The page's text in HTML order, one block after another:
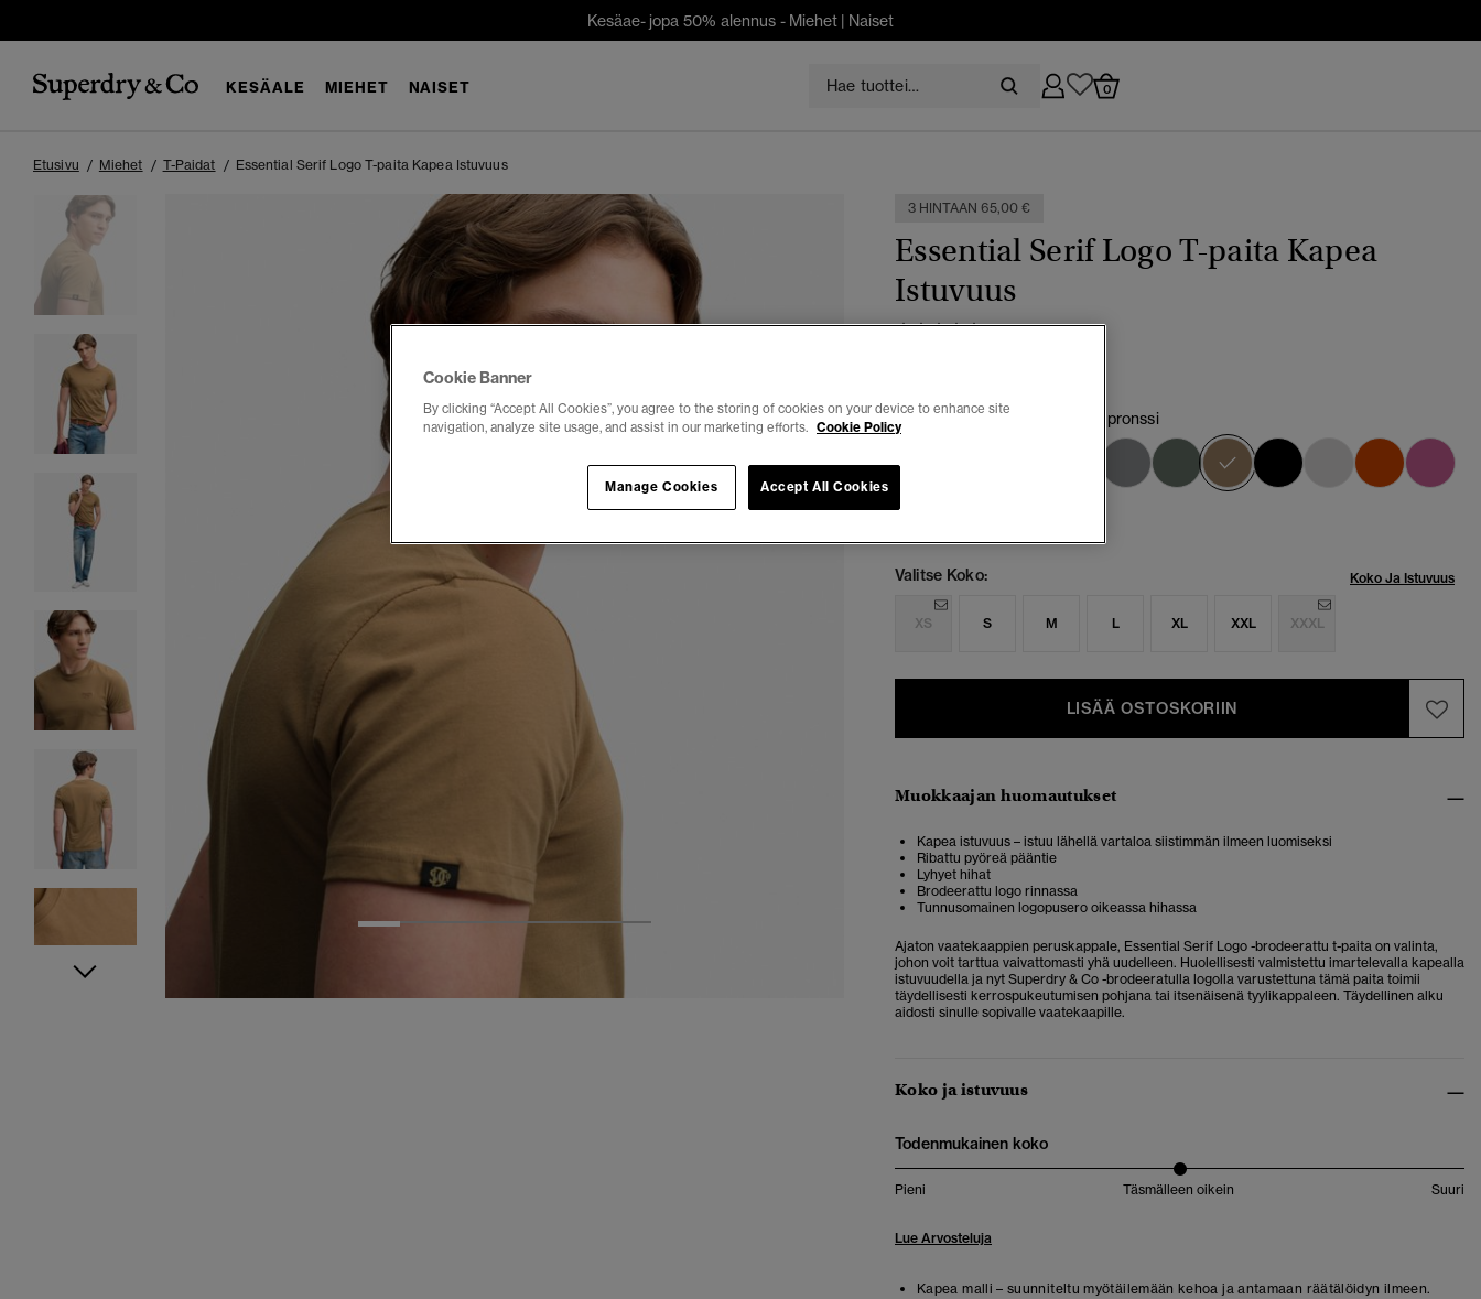
Kesäae- jopa 50% alennus - Miehet | Naiset
KESÄALE MIEHET NAISET 0
Etusivu Miehet T-Paidat Essential Serif Logo T-paita Kapea Istuvuus
3 HINTAAN 65,00 €
Essential Serif Logo T-paita Kapea
Istuvuus
(1)
Väri: Pronssinruskea/Tumma pronssi
valittu
Valitse Koko: Koko Ja Istuvuus
XS S M L XL XXL XXXL
LISÄÄ OSTOSKORIIN
Muokkaajan huomautukset
Kapea istuvuus – istuu lähellä vartaloa siistimmän ilmeen luomiseksi
Ribattu pyöreä pääntie
Lyhyet hihat
Brodeerattu logo rinnassa
Tunnusomainen logopusero oikeassa hihassa
Ajaton vaatekaappien peruskappale, Essential Serif Logo -brodeerattu t-paita on valinta,
johon voit tarttua vaivattomasti yhä uudelleen. Huolellisesti valmistettu imartelevalla kapealla
istuvuudella ja nyt Superdry & Co -brodeeratulla logolla varustettuna tämä paita toimii
täydellisesti kerrospukeutumisen pohjana tai itsenäisenä tyylikappaleen. Täydellinen alku
aidosti sinulle sopivalle vaatekaapille.
Koko ja istuvuus
Todenmukainen koko
Pieni Täsmälleen oikein Suuri
Lue Arvosteluja
Kapea malli – suunniteltu myötäilemään kehoa ja antamaan räätälöidyn ilmeen.
Cookie Banner
By clicking “Accept All Cookies”, you agree to the storing of cookies on your device to enhance site
navigation, analyze site usage, and assist in our marketing efforts. Cookie Policy
Accept All Cookies
Manage Cookies